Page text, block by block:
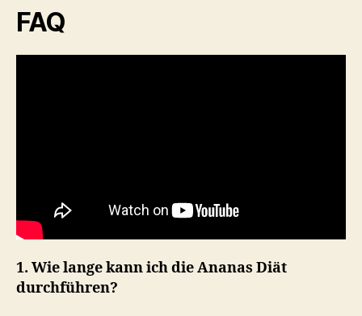
FAQ
1. Wie lange kann ich die Ananas Diät
durchführen?